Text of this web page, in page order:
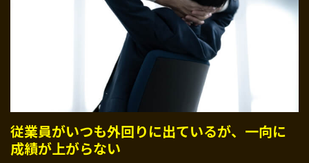
従業員がいつも外回りに出ているが、一向に
成績が上がらない